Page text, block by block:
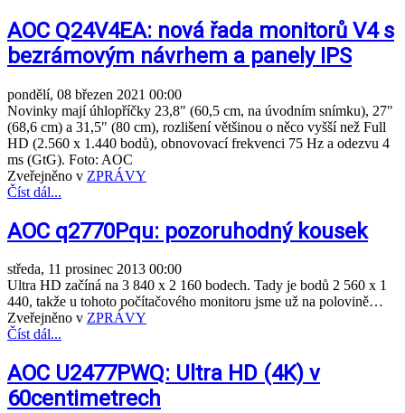
AOC Q24V4EA: nová řada monitorů V4 s
bezrámovým návrhem a panely IPS
pondělí, 08 březen 2021 00:00
Novinky mají úhlopříčky 23,8" (60,5 cm, na úvodním snímku), 27"
(68,6 cm) a 31,5" (80 cm), rozlišení většinou o něco vyšší než Full
HD (2.560 x 1.440 bodů), obnovovací frekvenci 75 Hz a odezvu 4
ms (GtG). Foto: AOC
Zveřejněno v ZPRÁVY
Číst dál...
AOC q2770Pqu: pozoruhodný kousek
středa, 11 prosinec 2013 00:00
Ultra HD začíná na 3 840 x 2 160 bodech. Tady je bodů 2 560 x 1
440, takže u tohoto počítačového monitoru jsme už na polovině…
Zveřejněno v ZPRÁVY
Číst dál...
AOC U2477PWQ: Ultra HD (4K) v
60centimetrech